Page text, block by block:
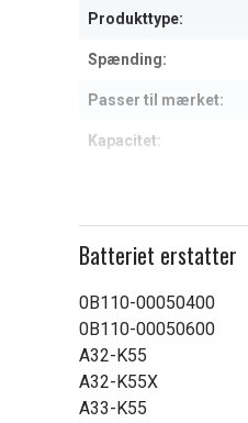
Produkttype:
Spænding:
Passer til mærket:
Kapacitet:
Batteriet erstatter
0B110-00050400
0B110-00050600
A32-K55
A32-K55X
A33-K55